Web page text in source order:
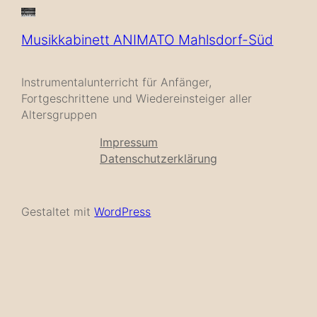
Musikkabinett ANIMATO Mahlsdorf-Süd
Instrumentalunterricht für Anfänger,
Fortgeschrittene und Wiedereinsteiger aller
Altersgruppen
Impressum
Datenschutzerklärung
Gestaltet mitWordPress